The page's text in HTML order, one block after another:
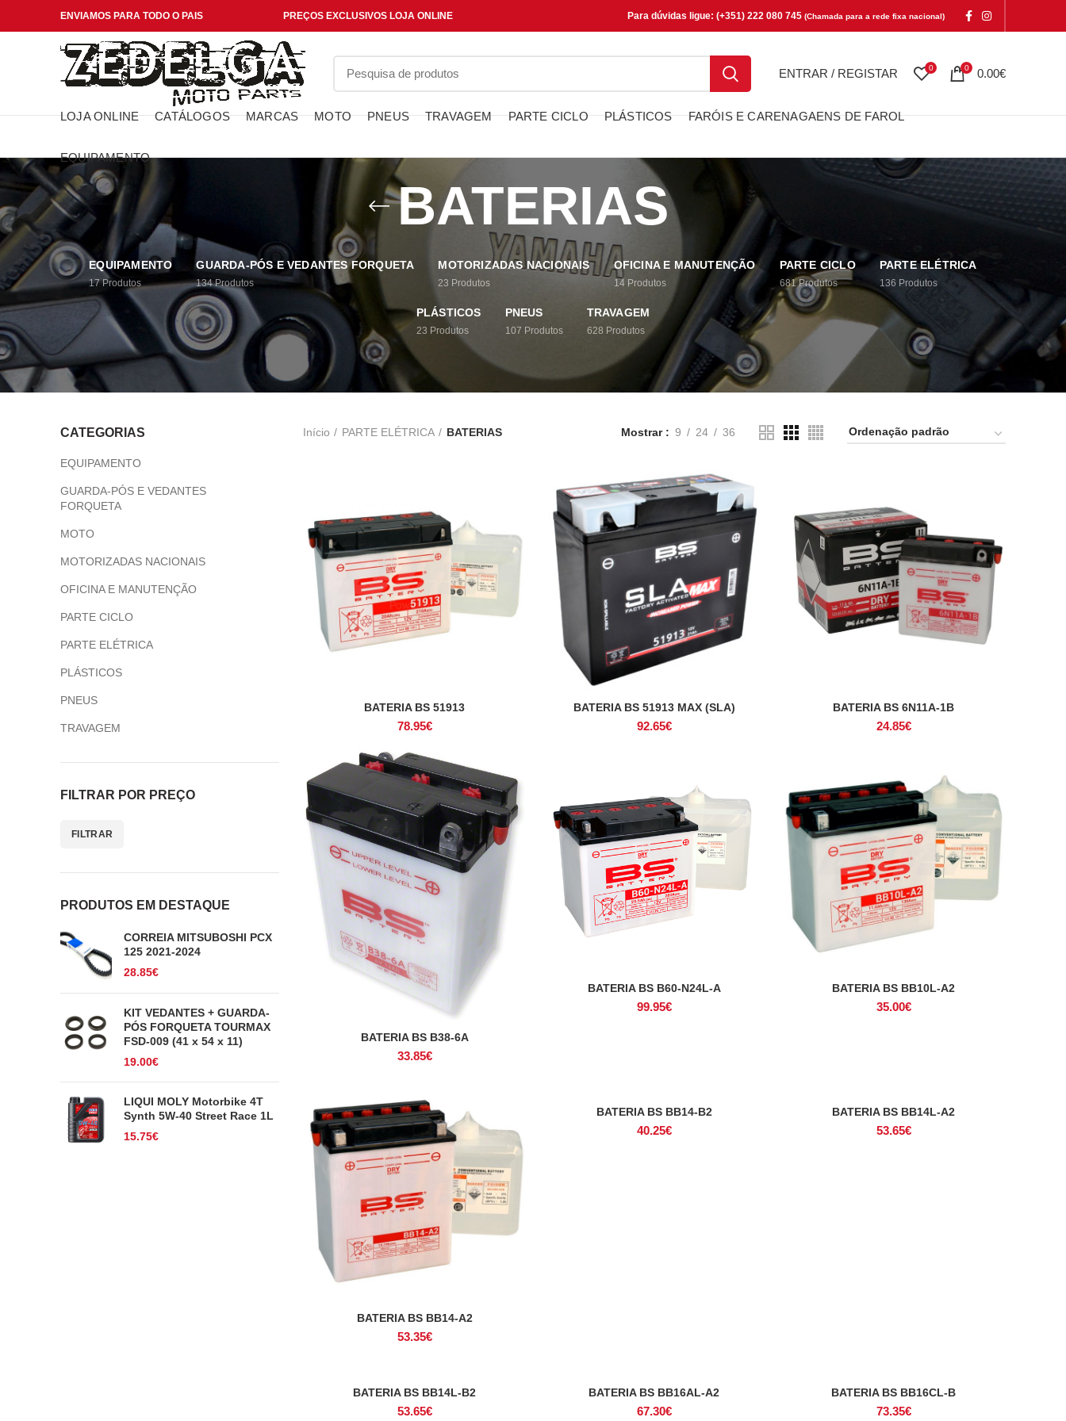
ENVIAMOS PARA TODO O PAIS PREÇOS EXCLUSIVOS LOJA ONLINE Para dúvidas ligue: (+351) 222 080 745 (Chamada para a rede fixa nacional)
ENTRAR / REGISTAR 0 0 0.00€
LOJA ONLINE CATÁLOGOS MARCAS MOTO PNEUS TRAVAGEM PARTE CICLO PLÁSTICOS FARÓIS E CARENAGAENS DE FAROL
EQUIPAMENTO
BATERIAS
EQUIPAMENTO
17 Produtos
GUARDA-PÓS E VEDANTES FORQUETA
134 Produtos
MOTORIZADAS NACIONAIS
23 Produtos
OFICINA E MANUTENÇÃO
14 Produtos
PARTE CICLO
681 Produtos
PARTE ELÉTRICA
136 Produtos
PLÁSTICOS
23 Produtos
PNEUS
107 Produtos
TRAVAGEM
628 Produtos
CATEGORIAS
EQUIPAMENTO
GUARDA-PÓS E VEDANTES
FORQUETA
MOTO
MOTORIZADAS NACIONAIS
OFICINA E MANUTENÇÃO
PARTE CICLO
PARTE ELÉTRICA
PLÁSTICOS
PNEUS
TRAVAGEM
FILTRAR POR PREÇO
FILTRAR
PRODUTOS EM DESTAQUE
CORREIA MITSUBOSHI PCX
125 2021-2024
28.85€
KIT VEDANTES + GUARDA-
PÓS FORQUETA TOURMAX
FSD-009 (41 x 54 x 11)
19.00€
LIQUI MOLY Motorbike 4T
Synth 5W-40 Street Race 1L
15.75€
Início PARTE ELÉTRICA BATERIAS Mostrar 9 24 36
ADICIONAR
BATERIA BS 51913
78.95€
ADICIONAR
BATERIA BS 51913 MAX (SLA)
92.65€
ADICIONAR
BATERIA BS 6N11A-1B
24.85€
ADICIONAR
BATERIA BS B38-6A
33.85€
ADICIONAR
BATERIA BS B60-N24L-A
99.95€
ADICIONAR
BATERIA BS BB10L-A2
35.00€
ADICIONAR
BATERIA BS BB14-A2
53.35€
ADICIONAR
BATERIA BS BB14-B2
40.25€
ADICIONAR
BATERIA BS BB14L-A2
53.65€
ADICIONAR
BATERIA BS BB14L-B2
53.65€
ADICIONAR
BATERIA BS BB16AL-A2
67.30€
ADICIONAR
BATERIA BS BB16CL-B
73.35€